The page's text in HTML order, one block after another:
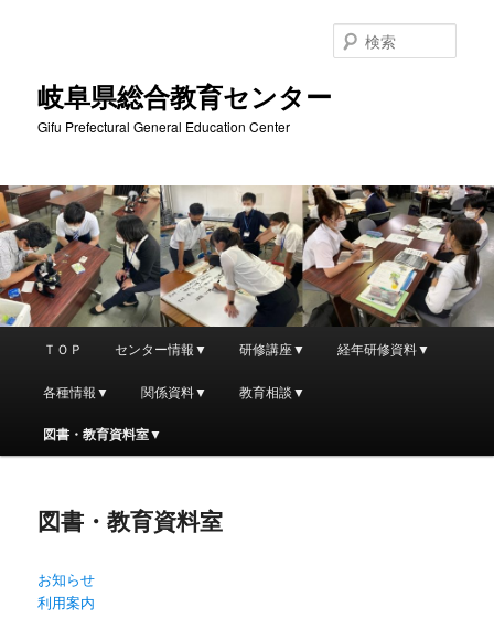
岐阜県総合教育センター
Gifu Prefectural General Education Center
索
ュ
メ
イ
ン
テ
ＴＯＰ センター情報▼ 研修講座▼ 経年研修資料▼
各種情報▼ 関係資料▼ 教育相談▼
図書・教育資料室▼
図書・教育資料室
お知らせ
利用案内